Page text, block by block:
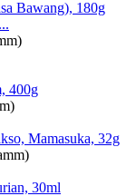
400g
Mamasuka, 32g
30ml